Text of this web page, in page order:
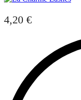
4,20 €